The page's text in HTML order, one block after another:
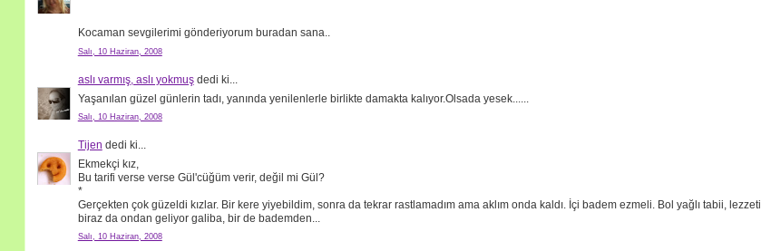
Kocaman sevgilerimi gönderiyorum buradan sana..
Salı, 10 Haziran, 2008
aslı varmış, aslı yokmuşdedi ki...
Yaşanılan güzel günlerin tadı, yanında yenilenlerle birlikte damakta kalıyor.Olsada yesek......
Salı, 10 Haziran, 2008
Tijen dedi ki...
Ekmekçi kız,
Bu tarifi verse verse Gül'cüğüm verir, değil mi Gül?
*
Gerçekten çok güzeldi kızlar. Bir kere yiyebildim, sonra da tekrar rastlamadım ama aklım onda kaldı. İçi badem ezmeli. Bol yağlı tabii, lezzeti
biraz da ondan geliyor galiba, bir de bademden...
Salı, 10 Haziran, 2008